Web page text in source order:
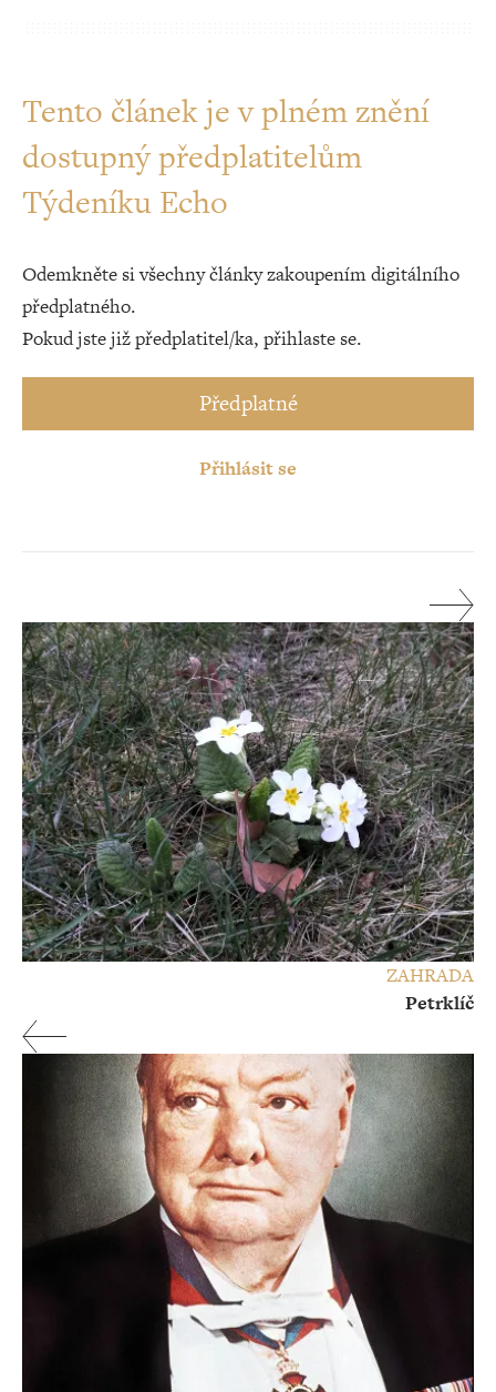
Tento článek je v plném znění
dostupný předplatitelům
Týdeníku Echo
Odemkněte si všechny články zakoupením digitálního
předplatného.
Pokud jste již předplatitel/ka, přihlaste se.
Předplatné
Přihlásit se
ZAHRADA
Petrklíč